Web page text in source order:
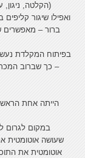
בפיתוח המקלדת
– כך שברוב
במקום לגרום
אוטומטית את